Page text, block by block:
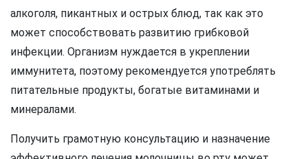
алкоголя, пикантных и острых блюд, так как это
может способствовать развитию грибковой
инфекции. Организм нуждается в укреплении
иммунитета, поэтому рекомендуется употреблять
питательные продукты, богатые витаминами и
минералами.
Получить грамотную консультацию и назначение